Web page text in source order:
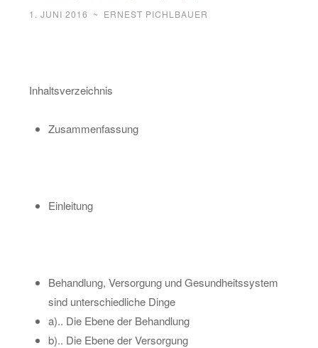
1. JUNI 2016 ~ ERNEST PICHLBAUER
In­halts­ver­zeich­nis
Zu­sam­men­fas­sung
Ein­lei­tung
Be­hand­lung, Ver­sor­gung und Ge­sund­heits­sys­tem
sind un­ter­schied­li­che Dinge
a).. Die Ebene der Be­hand­lung
b).. Die Ebene der Ver­sor­gung